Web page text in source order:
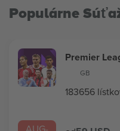
Populárne
Premier
GB
183656